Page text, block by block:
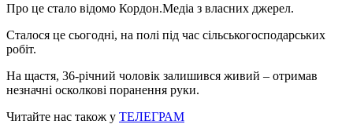
Про це стало відомо Кордон.Медіа з власних джерел.
Сталося це сьогодні, на полі під час сільськогосподарських
робіт.
На щастя, 36-річний чоловік залишився живий – отримав
незначні осколкові поранення руки.
Читайте нас також у ТЕЛЕГРАМ